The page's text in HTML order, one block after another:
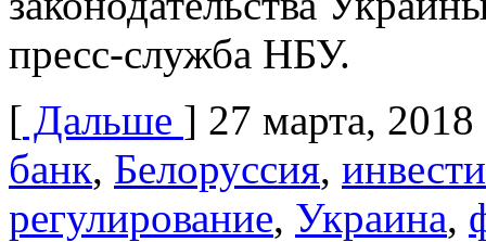
пресс-служба НБУ.
[ Дальше ] 27 марта, 2018
банк, Белоруссия,
регулирование, Украина,